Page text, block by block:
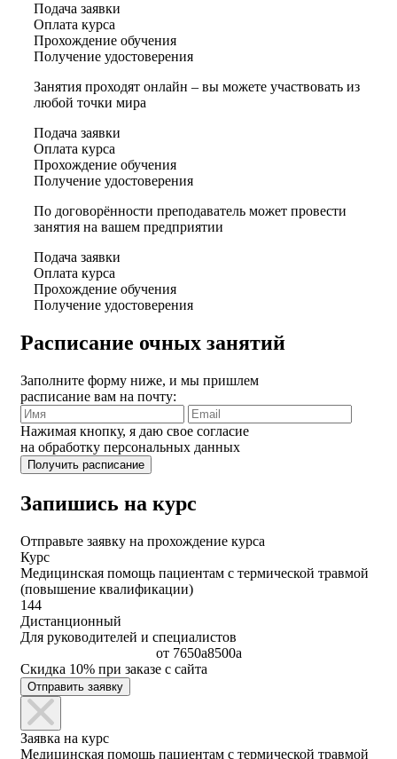
Подача заявки
Оплата курса
Прохождение обучения
Получение удостоверения
Занятия проходят онлайн – вы можете участвовать из
любой точки мира
Подача заявки
Оплата курса
Прохождение обучения
Получение удостоверения
По договорённости преподаватель может провести
занятия на вашем предприятии
Подача заявки
Оплата курса
Прохождение обучения
Получение удостоверения
Расписание очных занятий
Заполните форму ниже, и мы пришлем
расписание вам на почту:
Нажимая кнопку, я даю свое согласие
на обработку персональных данных
Запишись на курс
Отправьте заявку на прохождение курса
Курс
Медицинская помощь пациентам с термической травмой
(повышение квалификации)
144
Дистанционный
Для руководителей и специалистов
от7650a8500a
Скидка 10% при заказе с сайта
Отправить заявку
Заявка на курс
Медицинская помощь пациентам с термической травмой